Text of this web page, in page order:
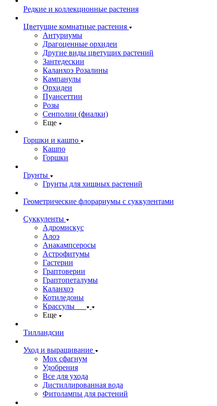
Редкие и коллекционные растения
Цветущие комнатные растения
Антуриумы
Драгоценные орхидеи
Другие виды цветущих растений
Зантедескии
Каланхоэ Розалины
Кампанулы
Орхидеи
Пуансеттии
Розы
Сенполии (фиалки)
Еще
Горшки и кашпо
Кашпо
Горшки
Грунты
Грунты для хищных растений
Геометрические флорариумы с суккулентами
Суккуленты
Адромискус
Алоэ
Анакампсеросы
Астрофитумы
Гастерии
Граптоверии
Граптопеталумы
Каланхоэ
Котиледоны
Крассулы
Еще
Тилландсии
Уход и выращивание
Мох сфагнум
Удобрения
Все для ухода
Дистиллированная вода
Фитолампы для растений